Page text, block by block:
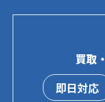
買取
即日対応